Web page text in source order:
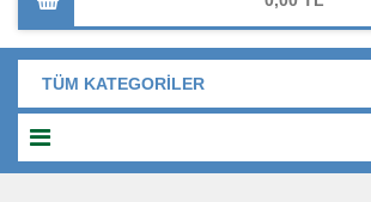
TÜM KATEGORİLER